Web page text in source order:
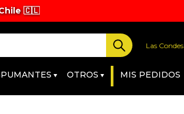
🇨🇱
🚚
Las Condes
OTROS | MIS PEDIDOS